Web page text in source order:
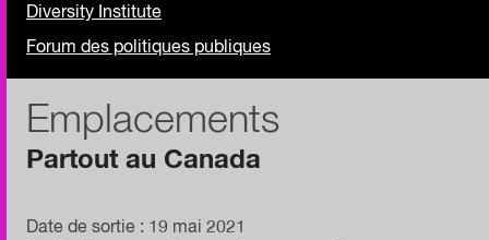
Diversity Institute
Forum des politiques publiques
Emplacements
Partout au Canada
Date de sortie : 19 mai 2021